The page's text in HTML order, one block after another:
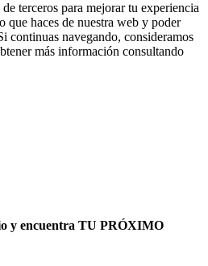
terceros para mejorar tu experiencia
que haces de nuestra web y poder
continuas navegando, consideramos
más información consultando
y encuentra TU PRÓXIMO